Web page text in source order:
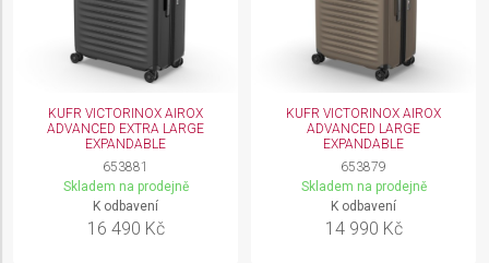
KUFR VICTORINOX AIROX
ADVANCED EXTRA LARGE
EXPANDABLE
653881
Skladem na prodejně
K odbavení
16 490 Kč
KUFR VICTORINOX AIROX
ADVANCED LARGE
EXPANDABLE
653879
Skladem na prodejně
K odbavení
14 990 Kč